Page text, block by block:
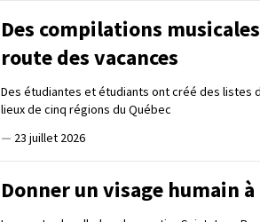
Des compilations
route des vacances
Des étudiantes et étudiants ont créé des listes
lieux de cinq régions du Québec
— 23 juillet 2026
Donner un visage humain